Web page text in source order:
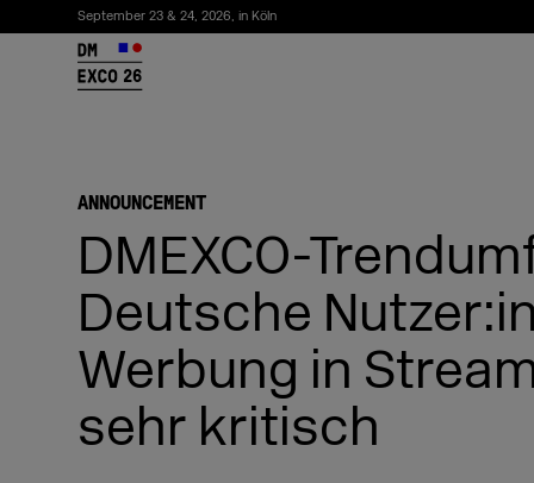
September 23 & 24, 2026, in Köln
26
Newsletter abonnieren
ANNOUNCEMENT
DMEXCO-
Deutsche
Werbung in
sehr kritisch